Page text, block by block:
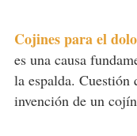
Cojines para el
es una causa
la espalda. Cuestión
invención de un